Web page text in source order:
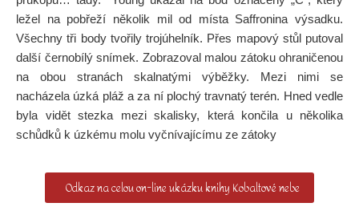
ležel na pobřeží několik mil od místa Saffronina výsadku.
Všechny tři body tvořily trojúhelník. Přes mapový stůl putoval
další černobílý snímek. Zobrazoval malou zátoku ohraničenou
na obou stranách skalnatými výběžky. Mezi nimi se
nacházela úzká pláž a za ní plochý travnatý terén. Hned vedle
byla vidět stezka mezi skalisky, která končila u několika
schůdků k úzkému molu vyčnívajícímu ze zátoky
Odkaz na celou on-line ukázku knihy Kobaltové nebe